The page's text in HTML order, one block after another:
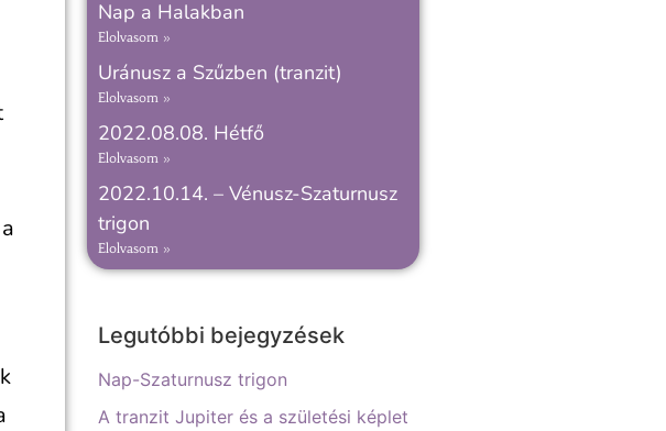
Nap a Halakban
Elolvasom »
Uránusz a Szűzben (tranzit)
Elolvasom »
2022.08.08. Hétfő
Elolvasom »
2022.10.14. – Vénusz-Szaturnusz
trigon
Elolvasom »
Legutóbbi bejegyzések
Nap-Szaturnusz trigon
A tranzit Jupiter és a születési képlet